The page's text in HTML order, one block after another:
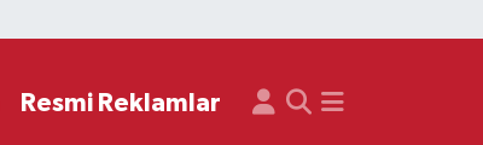
Resmi Reklamlar